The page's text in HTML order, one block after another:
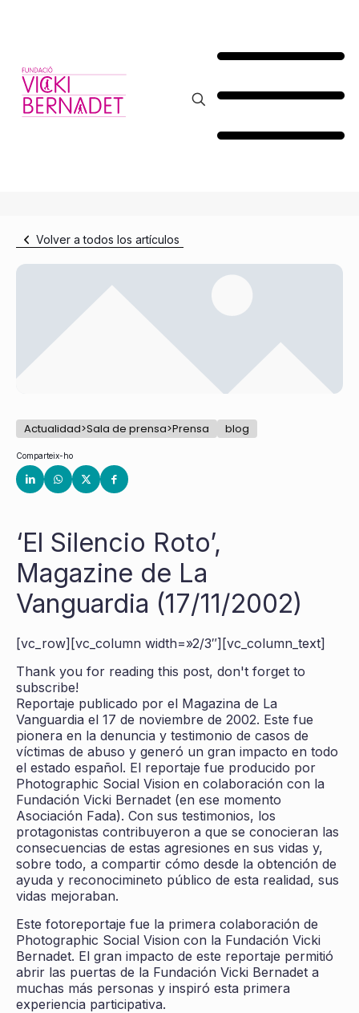
Volver a todos los artículos
Actualidad>Sala de prensa>Prensa blog
Comparteix-ho
‘El Silencio Roto’,
Magazine de La
Vanguardia (17/11/2002)
[vc_row][vc_column width=»2/3″][vc_column_text]
Thank you for reading this post, don't forget to
subscribe!
Reportaje publicado por el Magazina de La
Vanguardia el 17 de noviembre de 2002. Este fue
pionera en la denuncia y testimonio de casos de
víctimas de abuso y generó un gran impacto en todo
el estado español. El reportaje fue producido por
Photographic Social Vision en colaboración con la
Fundación Vicki Bernadet (en ese momento
Asociación Fada). Con sus testimonios, los
protagonistas contribuyeron a que se conocieran las
consecuencias de estas agresiones en sus vidas y,
sobre todo, a compartir cómo desde la obtención de
ayuda y reconocimineto público de esta realidad, sus
vidas mejoraban.
Este fotoreportaje fue la primera colaboración de
Photographic Social Vision con la Fundación Vicki
Bernadet. El gran impacto de este reportaje permitió
abrir las puertas de la Fundación Vicki Bernadet a
muchas más personas y inspiró esta primera
experiencia participativa.